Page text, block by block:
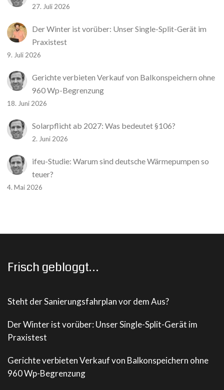
27. Juli 2026
Der Winter ist vorüber: Unser Single-Split-Gerät im
Praxistest
9. Juli 2026
Gerichte verbieten Verkauf von Balkonspeichern ohne
960 Wp-Begrenzung
18. Juni 2026
Solarpflicht ab 2027: Was bedeutet §106?
2. Juni 2026
ifeu-Studie: Warum sind deutsche Wärmepumpen so
teuer?
4. Mai 2026
Frisch gebloggt…
Steht der Sanierungsfahrplan vor dem Aus?
Der Winter ist vorüber: Unser Single-Split-Gerät im
Praxistest
Gerichte verbieten Verkauf von Balkonspeichern ohne
960 Wp-Begrenzung